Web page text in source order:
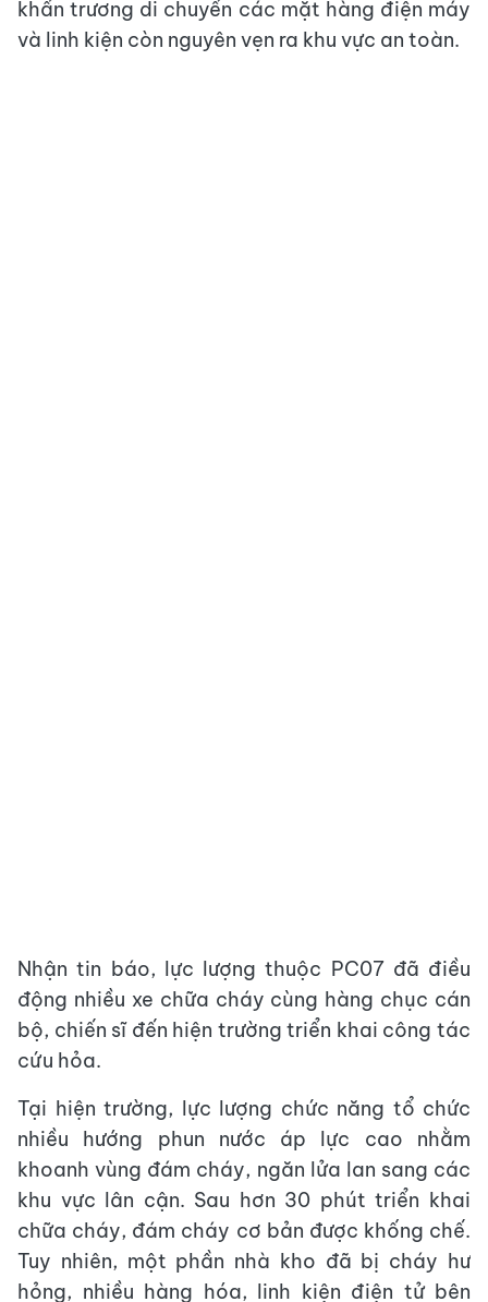
khẩn trương di chuyển các mặt hàng điện máy
và linh kiện còn nguyên vẹn ra khu vực an toàn.
Nhận tin báo, lực lượng thuộc PC07 đã điều
động nhiều xe chữa cháy cùng hàng chục cán
bộ, chiến sĩ đến hiện trường triển khai công tác
cứu hỏa.
Tại hiện trường, lực lượng chức năng tổ chức
nhiều hướng phun nước áp lực cao nhằm
khoanh vùng đám cháy, ngăn lửa lan sang các
khu vực lân cận. Sau hơn 30 phút triển khai
chữa cháy, đám cháy cơ bản được khống chế.
Tuy nhiên, một phần nhà kho đã bị cháy hư
hỏng, nhiều hàng hóa, linh kiện điện tử bên